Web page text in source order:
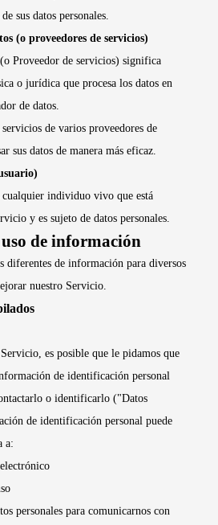
sus datos personales.
(o proveedores de servicios)
Proveedor de servicios) significa
o jurídica que procesa los datos en
de datos.
de varios proveedores de
sus datos de manera más eficaz.
cualquier individuo vivo que está
y es sujeto de datos personales.
de información
diferentes de información para diversos
nuestro Servicio.
es posible que le pidamos que
de identificación personal
o identificarlo ("Datos
de identificación personal puede
a:
personales para comunicarnos con